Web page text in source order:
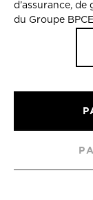
d’assurance,
du Groupe